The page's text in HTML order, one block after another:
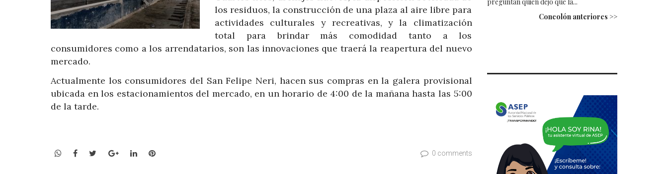
los residuos, la construcción de una plaza al aire libre para
actividades culturales y recreativas, y la climatización
total para brindar más comodidad tanto a los
consumidores como a los arrendatarios, son las innovaciones que traerá la reapertura del nuevo
mercado.
Actualmente los consumidores del San Felipe Neri, hacen sus compras en la galera provisional
ubicada en los estacionamientos del mercado, en un horario de 4:00 de la mañana hasta las 5:00
de la tarde.
WhatsApp
Facebook
TwitterGoogle+LinkedInPinterest 0 comments
Concolón anteriores >>